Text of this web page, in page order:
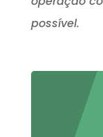
possível.